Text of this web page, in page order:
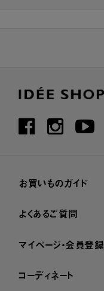
お買いものガイド
よくあるご質問
マイページ・会員登録
コーディネート